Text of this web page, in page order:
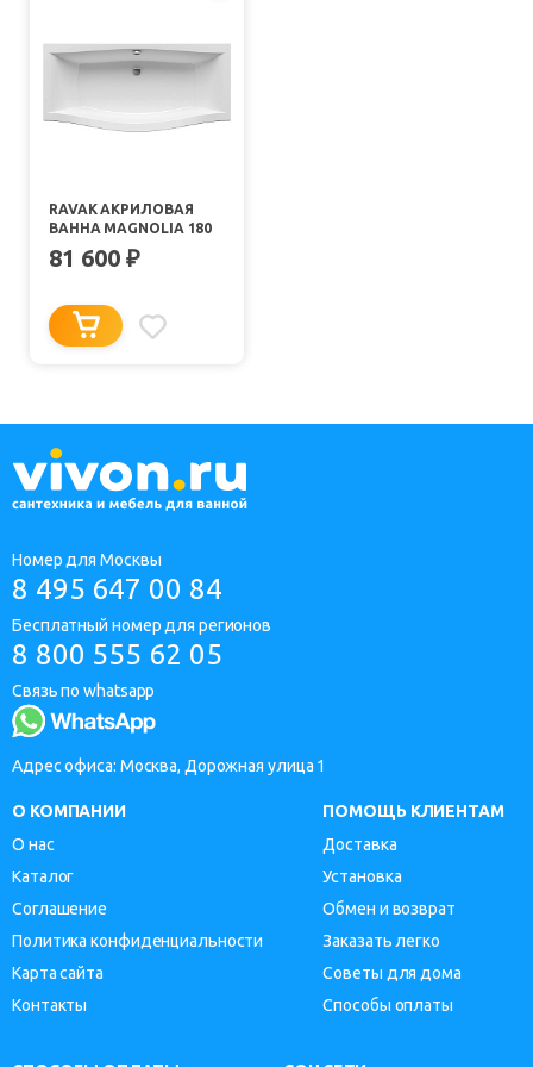
RAVAK АКРИЛОВАЯ
ВАННА MAGNOLIA 180
81 600 ₽
Номер для Москвы
8 495 647 00 84
Бесплатный номер для регионов
8 800 555 62 05
Связь по whatsapp
Адрес офиса: Москва, Дорожная улица 1
О КОМПАНИИ
О нас
Каталог
Соглашение
Политика конфиденциальности
Карта сайта
Контакты
ПОМОЩЬ КЛИЕНТАМ
Доставка
Установка
Обмен и возврат
Заказать легко
Советы для дома
Способы оплаты